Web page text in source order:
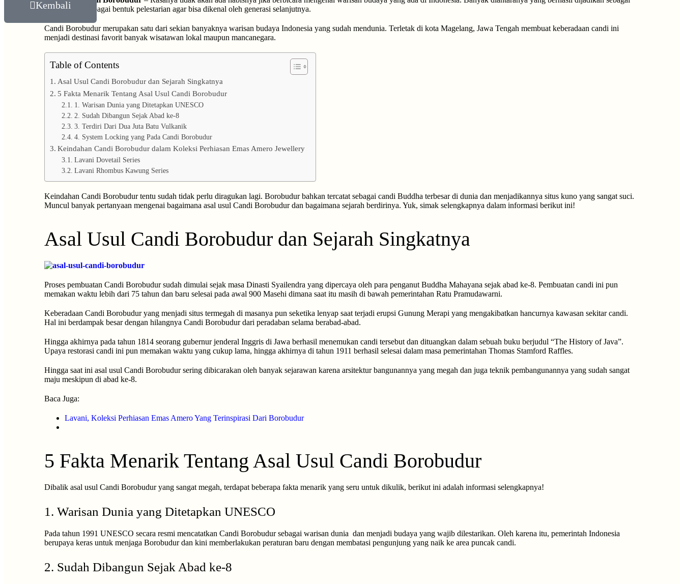
Kembali
objek wisata sebagai bentuk pelestarian agar bisa dikenal oleh generasi selanjutnya.
Candi Borobudur merupakan satu dari sekian banyaknya warisan budaya Indonesia yang sudah mendunia. Terletak di kota Magelang, Jawa Tengah membuat keberadaan candi ini
menjadi destinasi favorit banyak wisatawan lokal maupun mancanegara.
Table of Contents
Asal Usul Candi Borobudur dan Sejarah Singkatnya
5 Fakta Menarik Tentang Asal Usul Candi Borobudur
1. Warisan Dunia yang Ditetapkan UNESCO
2. Sudah Dibangun Sejak Abad ke-8
3. Terdiri Dari Dua Juta Batu Vulkanik
4. System Locking yang Pada Candi Borobudur
Keindahan Candi Borobudur dalam Koleksi Perhiasan Emas Amero Jewellery
Lavani Dovetail Series
Lavani Rhombus Kawung Series
Keindahan Candi Borobudur tentu sudah tidak perlu diragukan lagi. Borobudur bahkan tercatat sebagai candi Buddha terbesar di dunia dan menjadikannya situs kuno yang sangat suci.
Muncul banyak pertanyaan mengenai bagaimana asal usul Candi Borobudur dan bagaimana sejarah berdirinya. Yuk, simak selengkapnya dalam informasi berikut ini!
Asal Usul Candi Borobudur dan Sejarah Singkatnya
Proses pembuatan Candi Borobudur sudah dimulai sejak masa Dinasti Syailendra yang dipercaya oleh para penganut Buddha Mahayana sejak abad ke-8. Pembuatan candi ini pun
memakan waktu lebih dari 75 tahun dan baru selesai pada awal 900 Masehi dimana saat itu masih di bawah pemerintahan Ratu Pramudawarni.
Keberadaan Candi Borobudur yang menjadi situs termegah di masanya pun seketika lenyap saat terjadi erupsi Gunung Merapi yang mengakibatkan hancurnya kawasan sekitar candi.
Hal ini berdampak besar dengan hilangnya Candi Borobudur dari peradaban selama berabad-abad.
Hingga akhirnya pada tahun 1814 seorang gubernur jenderal Inggris di Jawa berhasil menemukan candi tersebut dan dituangkan dalam sebuah buku berjudul “The History of Java”.
Upaya restorasi candi ini pun memakan waktu yang cukup lama, hingga akhirnya di tahun 1911 berhasil selesai dalam masa pemerintahan Thomas Stamford Raffles.
Hingga saat ini asal usul Candi Borobudur sering dibicarakan oleh banyak sejarawan karena arsitektur bangunannya yang megah dan juga teknik pembangunannya yang sudah sangat
maju meskipun di abad ke-8.
Baca Juga:
Lavani, Koleksi Perhiasan Emas Amero Yang Terinspirasi Dari Borobudur
5 Fakta Menarik Tentang Asal Usul Candi Borobudur
Dibalik asal usul Candi Borobudur yang sangat megah, terdapat beberapa fakta menarik yang seru untuk dikulik, berikut ini adalah informasi selengkapnya!
1. Warisan Dunia yang Ditetapkan UNESCO
Pada tahun 1991 UNESCO secara resmi mencatatkan Candi Borobudur sebagai warisan dunia dan menjadi budaya yang wajib dilestarikan. Oleh karena itu, pemerintah Indonesia
berupaya keras untuk menjaga Borobudur dan kini memberlakukan peraturan baru dengan membatasi pengunjung yang naik ke area puncak candi.
2. Sudah Dibangun Sejak Abad ke-8